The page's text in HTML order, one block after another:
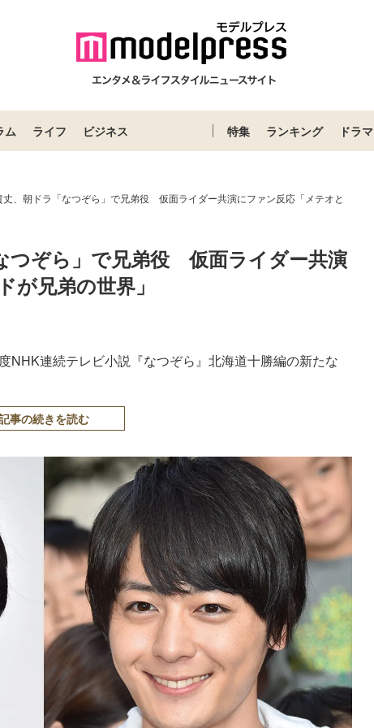
ム ライフ ビジネス 特集 ランキング ドラマ
丈、朝ドラ「なつぞら」で兄弟役 仮面ライダー共演にファン反応「メテオと
つぞら」で兄弟役　仮面ライダー共演
が兄弟の世界」
NHK連続テレビ小説『なつぞら』北海道十勝編の新たな
事の続きを読む